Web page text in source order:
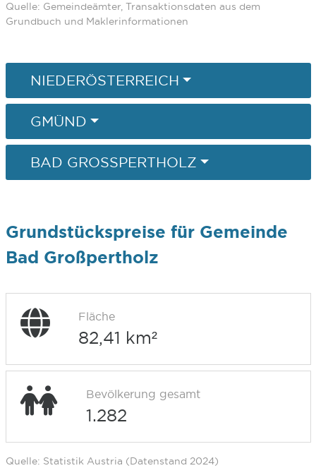
Quelle: Gemeindeämter, Transaktionsdaten aus dem
Grundbuch und Maklerinformationen
NIEDERÖSTERREICH
GMÜND
BAD GROSSPERTHOLZ
Grundstückspreise für Gemeinde
Bad Großpertholz
Fläche
82,41 km²
Bevölkerung gesamt
1.282
Quelle: Statistik Austria (Datenstand 2024)